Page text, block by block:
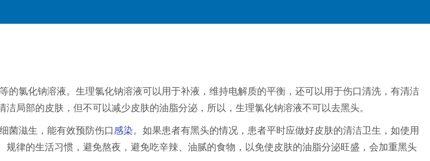
氯化钠溶液。生理氯化钠溶液可以用于补液，维持电解质的平衡，还可以用于伤口清洗，有清洁
洁局部的皮肤，但不可以减少皮肤的油脂分泌，所以，生理氯化钠溶液不可以去黑头。
菌滋生，能有效预防伤口感染。如果患者有黑头的情况，患者平时应做好皮肤的清洁卫生，如使用
律的生活习惯，避免熬夜，避免吃辛辣、油腻的食物，以免使皮肤的油脂分泌旺盛，会加重黑头